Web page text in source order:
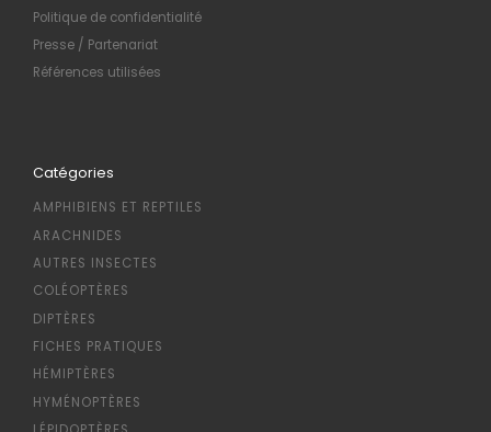
Politique de confidentialité
Presse / Partenariat
Références utilisées
Catégories
AMPHIBIENS ET REPTILES
ARACHNIDES
AUTRES INSECTES
COLÉOPTÈRES
DIPTÈRES
FICHES PRATIQUES
HÉMIPTÈRES
HYMÉNOPTÈRES